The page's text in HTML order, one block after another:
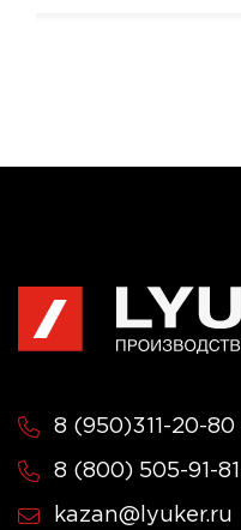
8 (950)311-20-80
8 (800) 505-91-81
kazan@lyuker.ru